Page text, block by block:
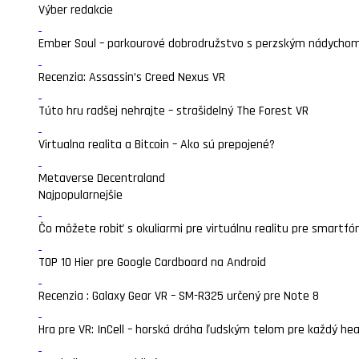
Výber redakcie
Ember Soul – parkourové dobrodružstvo s perzským
Recenzia: Assassin’s Creed Nexus VR
Túto hru radšej nehrajte – strašidelný The Forest VR
Virtualna realita a Bitcoin – Ako sú prepojené?
Metaverse Decentraland
Najpopularnejšie
Čo môžete robiť s okuliarmi pre virtuálnu realitu pre
TOP 10 Hier pre Google Cardboard na Android
Recenzia : Galaxy Gear VR – SM-R325 určený pre Note 8
Hra pre VR: InCell – horská dráha ľudským telom pre každý